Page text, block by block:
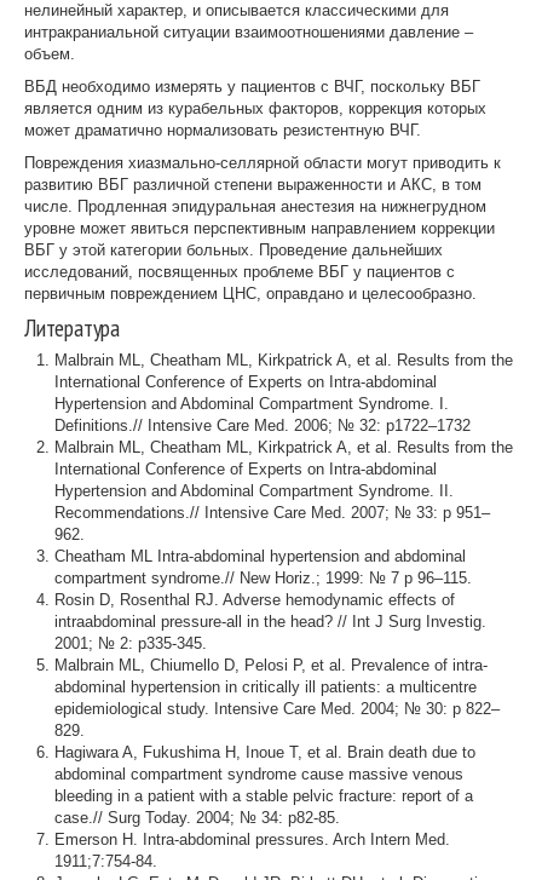
нелинейный характер, и описывается классическими для
интракраниальной ситуации взаимоотношениями давление –
объем.
ВБД необходимо измерять у пациентов с ВЧГ, поскольку ВБГ
является одним из курабельных факторов, коррекция которых
может драматично нормализовать резистентную ВЧГ.
Повреждения хиазмально-селлярной области могут приводить к
развитию ВБГ различной степени выраженности и АКС, в том
числе. Продленная эпидуральная анестезия на нижнегрудном
уровне может явиться перспективным направлением коррекции
ВБГ у этой категории больных. Проведение дальнейших
исследований, посвященных проблеме ВБГ у пациентов с
первичным повреждением ЦНС, оправдано и целесообразно.
Литература
Malbrain ML, Cheatham ML, Kirkpatrick A, et al. Results from the
International Conference of Experts on Intra-abdominal
Hypertension and Abdominal Compartment Syndrome. I.
Definitions.// Intensive Care Med. 2006; № 32: p1722–1732
Malbrain ML, Cheatham ML, Kirkpatrick A, et al. Results from the
International Conference of Experts on Intra-abdominal
Hypertension and Abdominal Compartment Syndrome. II.
Recommendations.// Intensive Care Med. 2007; № 33: p 951–
962.
Cheatham ML Intra-abdominal hypertension and abdominal
compartment syndrome.// New Horiz.; 1999: № 7 р 96–115.
Rosin D, Rosenthal RJ. Adverse hemodynamic effects of
intraabdominal pressure-all in the head? // Int J Surg Investig.
2001; № 2: p335-345.
Malbrain ML, Chiumello D, Pelosi P, et al. Prevalence of intra-
abdominal hypertension in critically ill patients: a multicentre
epidemiological study. Intensive Care Med. 2004; № 30: p 822–
829.
Hagiwara A, Fukushima H, Inoue T, et al. Brain death due to
abdominal compartment syndrome cause massive venous
bleeding in a patient with a stable pelvic fracture: report of a
case.// Surg Today. 2004; № 34: p82-85.
Emerson H. Intra-abdominal pressures. Arch Intern Med.
1911;7:754-84.